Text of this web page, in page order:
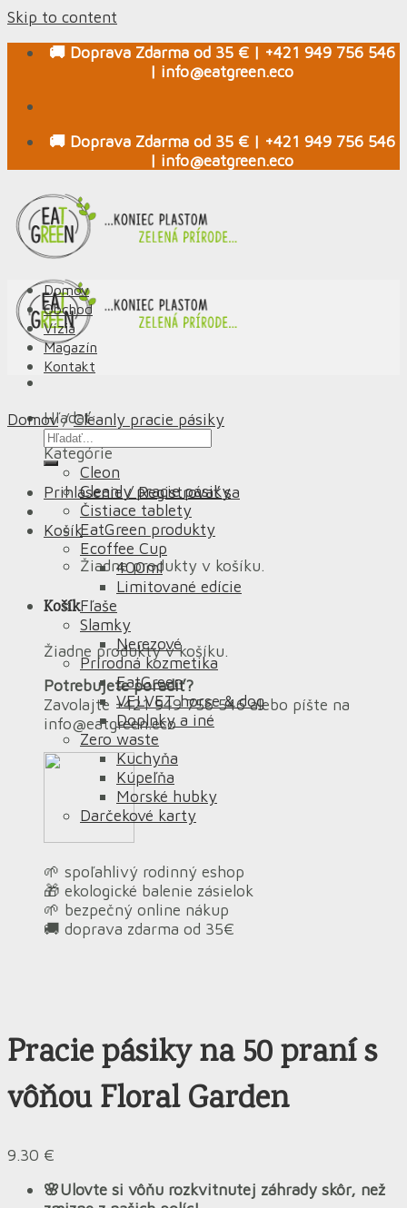
Skip to content
🚚 Doprava Zdarma od 35 € | +421 949 756 546
| info@eatgreen.eco
🚚 Doprava Zdarma od 35 € | +421 949 756 546
| info@eatgreen.eco
Hľadať:
Prihlásenie / Registrovať sa
Košík
Žiadne produkty v košíku.
Košík
Žiadne produkty v košíku.
Potrebujete poradiť?
Zavolajte +421 949 756 546 alebo píšte na
info@eatgreen.eco
🌱 spoľahlivý rodinný eshop
🎁 ekologické balenie zásielok
🌱 bezpečný online nákup
🚚 doprava zdarma od 35€
Domov
Obchod
Vízia
Magazín
Kontakt
Domov / Cleanly pracie pásiky
Kategórie
Cleon
Cleanly pracie pásiky
Čistiace tablety
EatGreen produkty
Ecoffee Cup
400ml
Limitované edície
Fľaše
Slamky
Nerezové
Prírodná kozmetika
EatGreen
VELVET horse & dog
Doplnky a iné
Zero waste
Kuchyňa
Kúpeľňa
Morské hubky
Darčekové karty
Pracie pásiky na 50 praní s
vôňou Floral Garden
9.30 €
🌸Ulovte si vôňu rozkvitnutej záhrady skôr, než